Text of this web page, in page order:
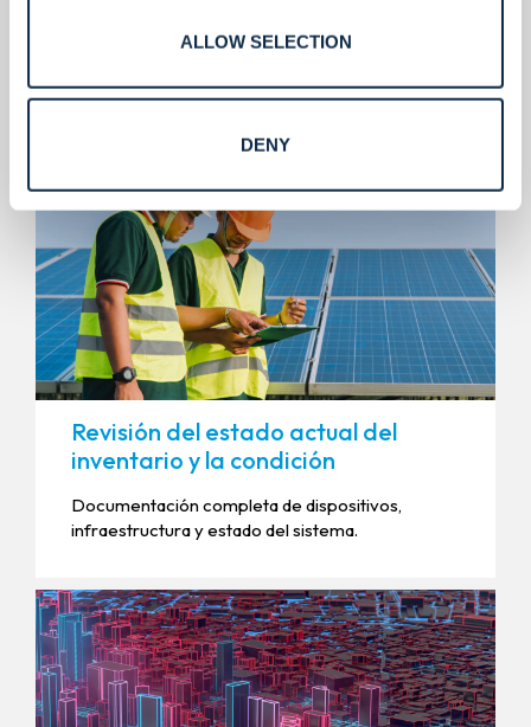
ALLOW SELECTION
DENY
Revisión del estado actual del
inventario y la condición
Documentación completa de dispositivos,
infraestructura y estado del sistema.